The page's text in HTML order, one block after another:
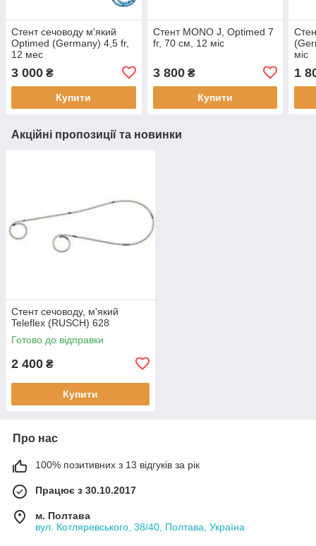
Стент сечоводу м'який
Optimed (Germany) 4,5 fr,
12 мес
3 000 ₴
Купити
Стент MONO J, Optimed 7
fr, 70 см, 12 міс
3 800₴
Купити
міс
1
Акційні пропозиції та новинки
Стент сечоводу, м'який
Teleflex (RUSCH) 628
Готово до відправки
2 400 ₴
Купити
Про нас
100% позитивних з 13 відгуків за рік
Працює з 30.10.2017
м. Полтава
вул. Котляревського, 38/40, Полтава, Україна